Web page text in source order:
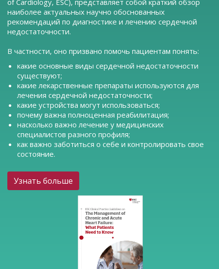
of Cardiology, ESC), представляет собой краткий обзор
наиболее актуальных научно обоснованных
рекомендаций по диагностике и лечению сердечной
недостаточности.
В частности, оно призвано помочь пациентам понять:
какие основные виды сердечной недостаточности
существуют;
какие лекарственные препараты используются для
лечения сердечной недостаточности;
какие устройства могут использоваться;
почему важна полноценная реабилитация;
насколько важно лечение у медицинских
специалистов разного профиля;
как важно заботиться о себе и контролировать свое
состояние.
Узнать больше